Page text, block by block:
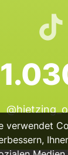
verwendet